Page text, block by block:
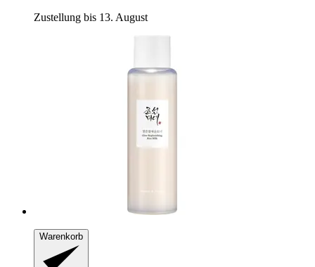
Zustellung bis 13. August
Warenkorb